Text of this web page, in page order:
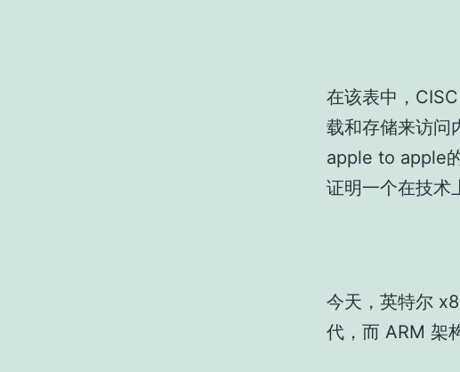
在该表中，
载和存储来访问
apple to apple
证明一个在技术
今天，英特尔
代，而 ARM 架